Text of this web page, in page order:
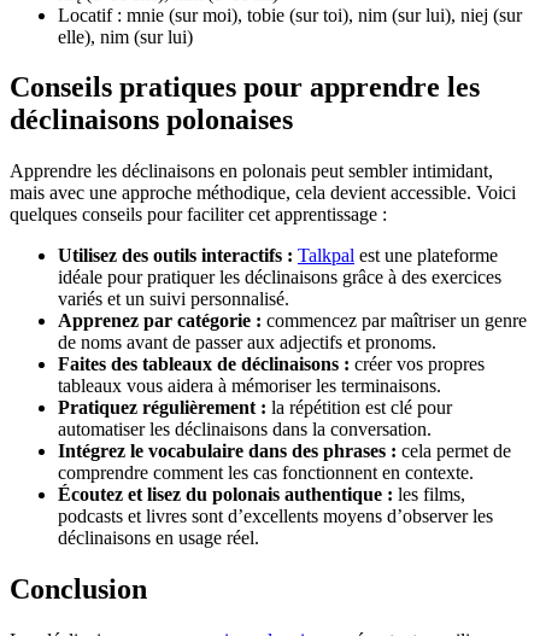
Locatif : mnie (sur moi), tobie (sur toi), nim (sur lui), niej (sur
elle), nim (sur lui)
Conseils pratiques pour apprendre les
déclinaisons polonaises
Apprendre les déclinaisons en polonais peut sembler intimidant,
mais avec une approche méthodique, cela devient accessible. Voici
quelques conseils pour faciliter cet apprentissage :
Utilisez des outils interactifs : Talkpal est une plateforme
idéale pour pratiquer les déclinaisons grâce à des exercices
variés et un suivi personnalisé.
Apprenez par catégorie : commencez par maîtriser un genre
de noms avant de passer aux adjectifs et pronoms.
Faites des tableaux de déclinaisons : créer vos propres
tableaux vous aidera à mémoriser les terminaisons.
Pratiquez régulièrement : la répétition est clé pour
automatiser les déclinaisons dans la conversation.
Intégrez le vocabulaire dans des phrases : cela permet de
comprendre comment les cas fonctionnent en contexte.
Écoutez et lisez du polonais authentique : les films,
podcasts et livres sont d’excellents moyens d’observer les
déclinaisons en usage réel.
Conclusion